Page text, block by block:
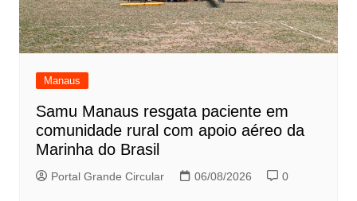
Manaus
Samu Manaus resgata paciente em
comunidade rural com apoio aéreo da
Marinha do Brasil
Portal Grande Circular 06/08/2026 0